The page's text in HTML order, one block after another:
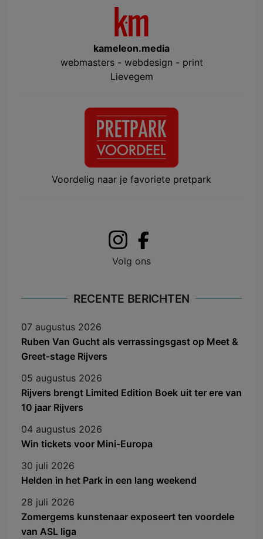
kameleon.media
webmasters - webdesign - print
Lievegem
Voordelig naar je favoriete pretpark
Volg ons
RECENTE BERICHTEN
07 augustus 2026
Ruben Van Gucht als verrassingsgast op Meet &
Greet-stage Rijvers
05 augustus 2026
Rijvers brengt Limited Edition Boek uit ter ere van
10 jaar Rijvers
04 augustus 2026
Win tickets voor Mini-Europa
30 juli 2026
Helden in het Park in een lang weekend
28 juli 2026
Zomergems kunstenaar exposeert ten voordele
van ASL liga